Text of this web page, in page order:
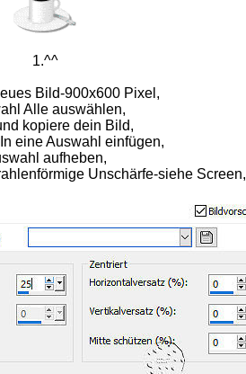
1.^^
Bild-900x600 Pixel,
Alle auswählen,
kopiere dein Bild,
eine Auswahl einfügen,
aufheben,
Unschärfe-siehe Screen,